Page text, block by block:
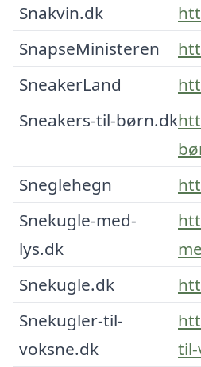
Snakvin.dk
SnapseMinisteren
SneakerLand
Sneakers-til-børn.dk
Sneglehegn
Snekugle-med-
lys.dk
Snekugle.dk
Snekugler-til-
voksne.dk